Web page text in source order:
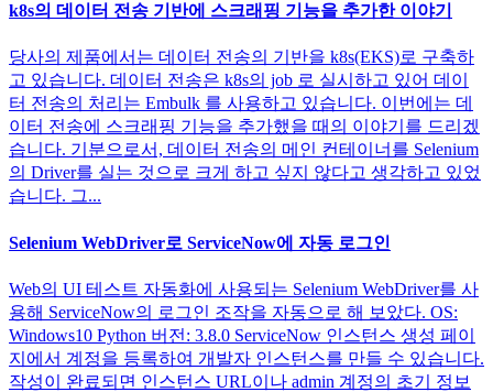
k8s의 데이터 전송 기반에 스크래핑 기능을 추가한 이야기
당사의 제품에서는 데이터 전송의 기반을 k8s(EKS)로 구축하
고 있습니다. 데이터 전송은 k8s의 job 로 실시하고 있어 데이
터 전송의 처리는 Embulk 를 사용하고 있습니다. 이번에는 데
이터 전송에 스크래핑 기능을 추가했을 때의 이야기를 드리겠
습니다. 기분으로서, 데이터 전송의 메인 컨테이너를 Selenium
의 Driver를 실는 것으로 크게 하고 싶지 않다고 생각하고 있었
습니다. 그...
Selenium WebDriver로 ServiceNow에 자동 로그인
Web의 UI 테스트 자동화에 사용되는 Selenium WebDriver를 사
용해 ServiceNow의 로그인 조작을 자동으로 해 보았다. OS:
Windows10 Python 버전: 3.8.0 ServiceNow 인스턴스 생성 페이
지에서 계정을 등록하여 개발자 인스턴스를 만들 수 있습니다.
작성이 완료되면 인스턴스 URL이나 admin 계정의 초기 정보